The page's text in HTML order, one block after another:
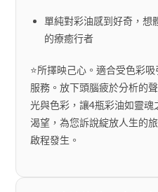
單純對彩油感到好奇，想
的療癒行者
⭐️所擇映己心。適合受色彩
服務。放下頭腦疲於分析的
光與色彩，讓4瓶彩油如靈
渴望，為您訴說綻放人生的
啟程發生。